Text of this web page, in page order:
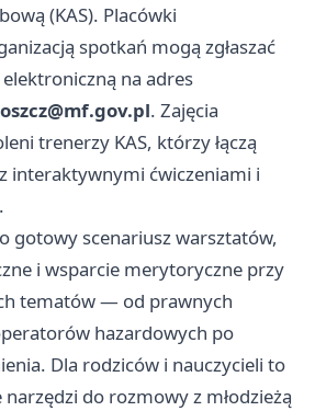
(KAS). Placówki
spotkań mogą zgłaszać
na adres
. Zajęcia
trenerzy KAS, którzy łączą
interaktywnymi ćwiczeniami i
gotowy scenariusz warsztatów,
i wsparcie merytoryczne przy
tematów — od prawnych
hazardowych po
Dla rodziców i nauczycieli to
narzędzi do rozmowy z młodzieżą